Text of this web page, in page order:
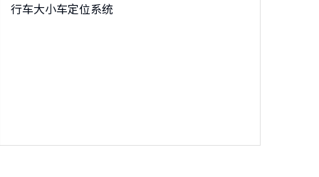
行车大小车定位系统